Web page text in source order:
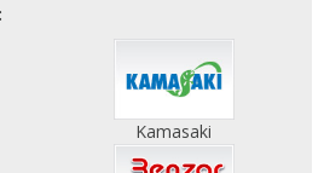
Kamasaki